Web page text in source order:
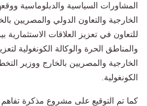
المشاورات السياسية والدبلوماسية
الخارجية والتعاون الدولي والمصريين
للتعاون في تعزيز العلاقات الاستثمارية
والمناطق الحرة والوكالة الكونغولية
الخارجية والمصريين بالخارج ووزير
الكونغولية.
كما تم التوقيع على مشروع مذكرة